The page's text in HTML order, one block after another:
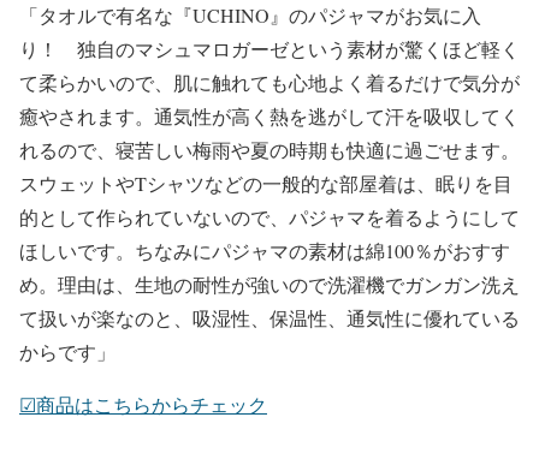
「タオルで有名な『UCHINO』のパジャマがお気に入
り！ 独自のマシュマロガーゼという素材が驚くほど軽く
て柔らかいので、肌に触れても心地よく着るだけで気分が
癒やされます。通気性が高く熱を逃がして汗を吸収してく
れるので、寝苦しい梅雨や夏の時期も快適に過ごせます。
スウェットやTシャツなどの一般的な部屋着は、眠りを目
的として作られていないので、パジャマを着るようにして
ほしいです。ちなみにパジャマの素材は綿100％がおすす
め。理由は、生地の耐性が強いので洗濯機でガンガン洗え
て扱いが楽なのと、吸湿性、保温性、通気性に優れている
からです」
☑︎商品はこちらからチェック